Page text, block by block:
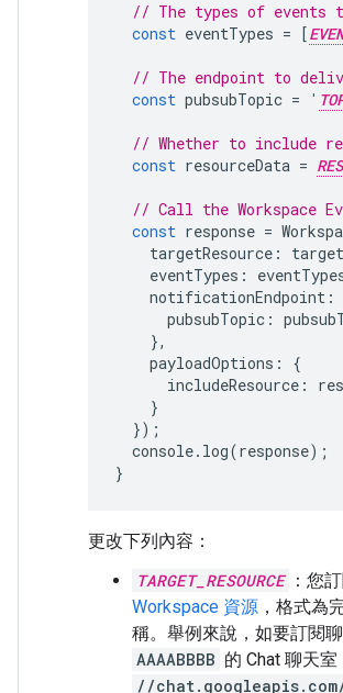
// The types of events
const eventTypes = [
// The endpoint to
const pubsubTopic = '
// Whether to include
const resourceData =
// Call the Workspace
const response =
targetResource :
eventTypes :
notificationEndpoint :
pubsubTopic :
},
payloadOptions :
{
includeResource :
}
});
console. log(response);
}
更改下列內容：
TARGET_RESOURCE ：您
Workspace 資源 ，格式為
稱。舉例來說，如要訂閱
AAAABBBB 的 Chat 聊天
//chat.googleapis.com/